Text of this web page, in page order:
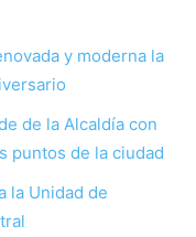
y moderna la
de la Alcaldía con
puntos de la ciudad
la Unidad de